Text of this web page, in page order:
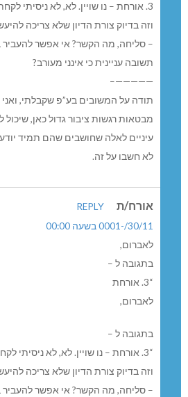
3. אורחת – נו שויין. לא, לא ניסיתי
וזה בדיוק צורת הדיון שלא צריכה
– סליחה, מה הקשר? אי אפשר להעביר
תשובה עניינית כי אינני מעורב?
—————–
תודה על המשובים בע”פ שקבלתי,
מבטאות רגשות ציבור גדול כאן, שיכול
עיניים לאלה שחושבים שהם תמיד
לא חשבו על זה.
אורח/ת
REPLY
30/11/-0001 בשעה 00:00
לאברום,
בתגובה ל –
“3. אורחת
לאברום,
בתגובה ל –
“3. אורחת – נו שויין. לא, לא ניסיתי
וזה בדיוק צורת הדיון שלא צריכה
– סליחה, מה הקשר? אי אפשר להעביר